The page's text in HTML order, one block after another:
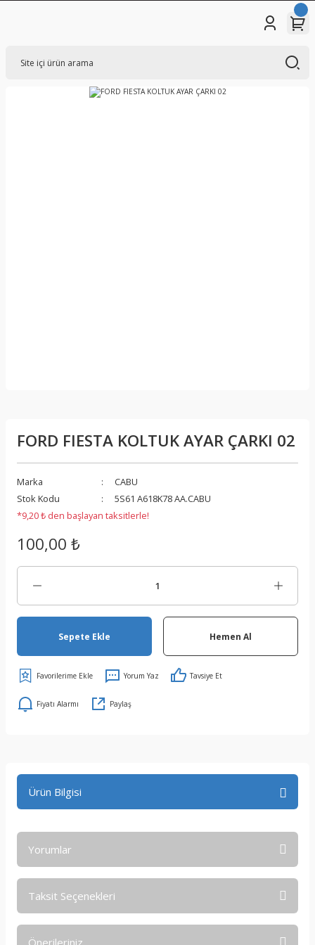
FORD FIESTA KOLTUK AYAR ÇARKI 02
Marka
CABU
Stok Kodu
5S61 A618K78 AA.CABU
*9,20 ₺ den başlayan taksitlerle!
100,00 ₺
Sepete Ekle Hemen Al
Yorum Yaz Tavsiye Et
Fiyatı Alarmı Paylaş
Ürün Bilgisi
Yorumlar
Taksit Seçenekleri
Önerileriniz